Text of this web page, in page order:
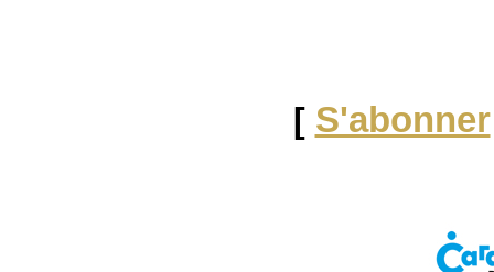
[ S'abonner